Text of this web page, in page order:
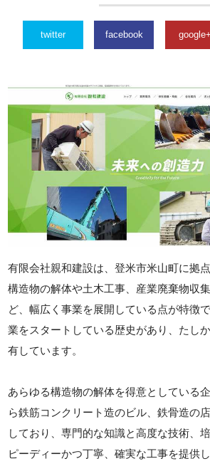
twitter facebook google+
有限会社親和建設は、登米市米山町に拠
構造物の解体や土木工事、産業廃棄物収
ど、幅広く事業を展開している点が特徴
業をスタートしている歴史があり、たし
有しています。
あらゆる構造物の解体を得意としている
ら鉄筋コンクリート造のビル、鉄骨造の
しており、専門的な知識と高度な技術、
ピーディーかつ丁寧、確実な工事を提供し